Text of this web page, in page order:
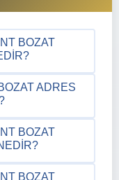
BOZAT
ADRES
BOZAT
BOZAT